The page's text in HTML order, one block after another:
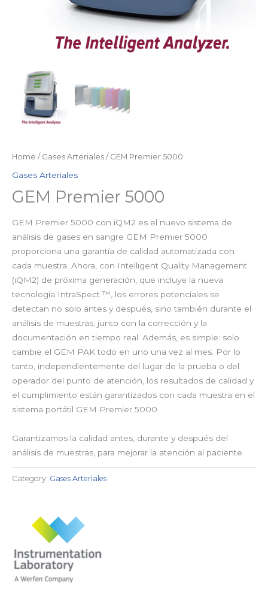
Home / Gases Arteriales / GEM Premier 5000
Gases Arteriales
GEM Premier 5000
GEM Premier 5000 con iQM2 es el nuevo sistema de
análisis de gases en sangre GEM Premier 5000
proporciona una garantía de calidad automatizada con
cada muestra. Ahora, con Intelligent Quality Management
(iQM2) de próxima generación, que incluye la nueva
tecnología IntraSpect ™, los errores potenciales se
detectan no solo antes y después, sino también durante el
análisis de muestras, junto con la corrección y la
documentación en tiempo real. Además, es simple: solo
cambie el GEM PAK todo en uno una vez al mes. Por lo
tanto, independientemente del lugar de la prueba o del
operador del punto de atención, los resultados de calidad y
el cumplimiento están garantizados con cada muestra en el
sistema portátil GEM Premier 5000.
Garantizamos la calidad antes, durante y después del
análisis de muestras, para mejorar la atención al paciente.
Category: Gases Arteriales